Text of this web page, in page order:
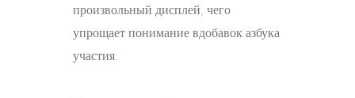
произвольный дисплей, чего
упрощает понимание вдобавок азбука
участия.